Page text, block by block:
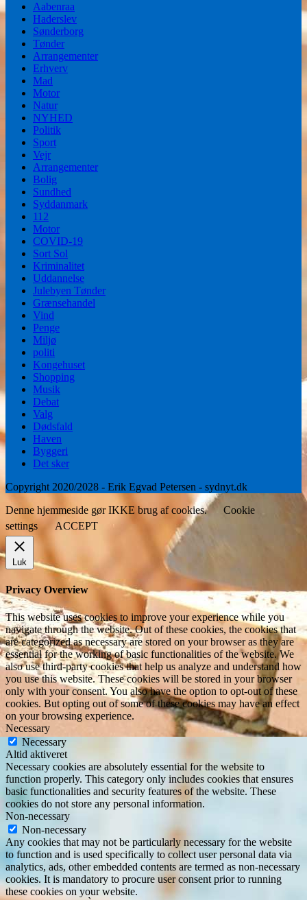
Aabenraa
Haderslev
Sønderborg
Tønder
Arrangementer
Erhverv
Mad
Motor
Natur
NYHED
Politik
Sport
Vejr
Arrangementer
Bolig
Sundhed
Syddanmark
112
Motor
COVID-19
Sort Sol
Kriminalitet
Uddannelse
Julebyen Tønder
Grænsehandel
Vind
Penge
Miljø
politi
Kongehuset
Shopping
Musik
Debat
Valg
Dødsfald
Haven
Byggeri
Det sker
Copyright 2020/2028 - Erik Egvad Petersen - sydnyt.dk
Denne hjemmeside gør IKKE brug af cookies.
Cookie
settings
ACCEPT
Luk
Privacy Overview
This website uses cookies to improve your experience while you
navigate through the website. Out of these cookies, the cookies that
are categorized as necessary are stored on your browser as they are
essential for the working of basic functionalities of the website. We
also use third-party cookies that help us analyze and understand how
you use this website. These cookies will be stored in your browser
only with your consent. You also have the option to opt-out of these
cookies. But opting out of some of these cookies may have an effect
on your browsing experience.
Necessary
Necessary
Altid aktiveret
Necessary cookies are absolutely essential for the website to
function properly. This category only includes cookies that ensures
basic functionalities and security features of the website. These
cookies do not store any personal information.
Non-necessary
Non-necessary
Any cookies that may not be particularly necessary for the website
to function and is used specifically to collect user personal data via
analytics, ads, other embedded contents are termed as non-necessary
cookies. It is mandatory to procure user consent prior to running
these cookies on your website.